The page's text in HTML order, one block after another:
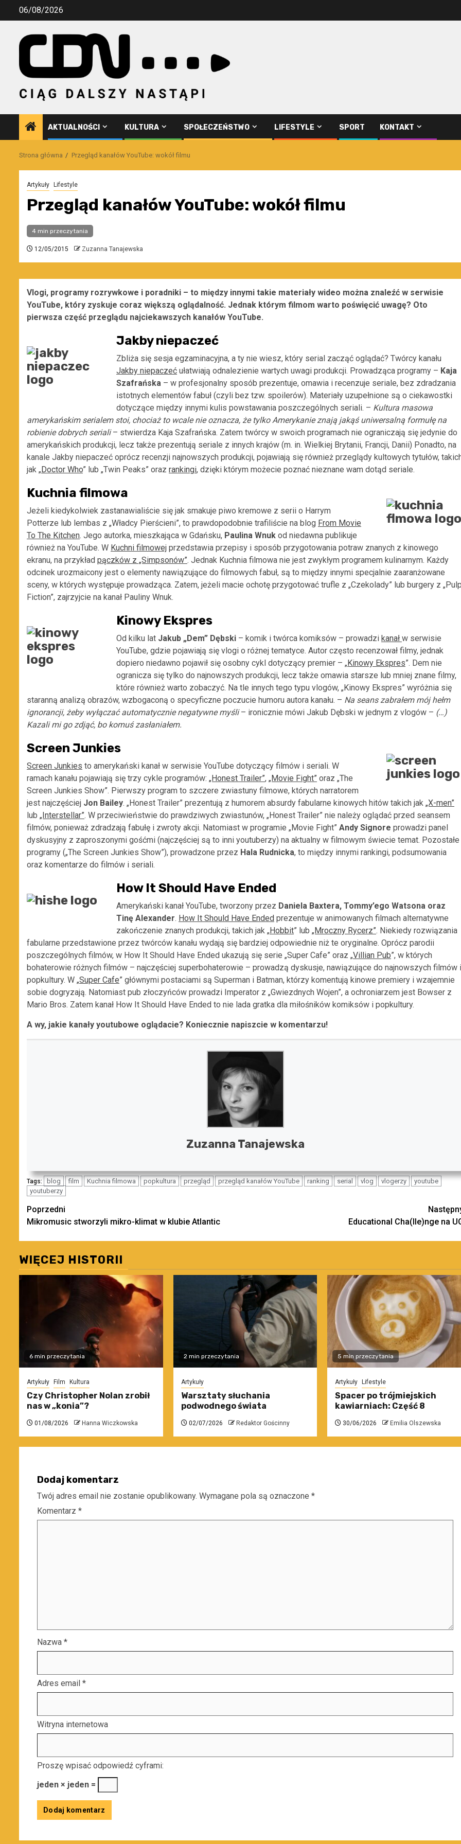
Przejdź06/08/2026
AKTUALNOŚCI KULTURA SPOŁECZEŃSTWO LIFESTYLE SPORT KONTAKT
Strona główna Przegląd kanałów YouTube: wokół filmu
Artykuły Lifestyle
Przegląd kanałów YouTube: wokół filmu
4 min przeczytania
12/05/2015 Zuzanna Tanajewska
Vlogi, programy rozrywkowe i poradniki – to między innymi takie materiały wideo można znaleźć w serwisie
YouTube, który zyskuje coraz większą oglądalność. Jednak którym filmom warto poświęcić uwagę? Oto
pierwsza część przeglądu najciekawszych kanałów YouTube.
Jakby niepaczeć
Zbliża się sesja egzaminacyjna, a ty nie wiesz, który serial zacząć oglądać? Twórcy kanału
Jakby niepaczeć ułatwiają odnalezienie wartych uwagi produkcji. Prowadząca programy – Kaja
Szafrańska – w profesjonalny sposób prezentuje, omawia i recenzuje seriale, bez zdradzania
istotnych elementów fabuł (czyli bez tzw. spoilerów). Materiały uzupełnione są o ciekawostki
dotyczące między innymi kulis powstawania poszczególnych seriali. – Kultura masowa
amerykańskim serialem stoi, chociaż to wcale nie oznacza, że tylko Amerykanie znają jakąś uniwersalną formułę na
robienie dobrych seriali– stwierdza Kaja Szafrańska. Zatem twórcy w swoich programach nie ograniczają się jedynie do
amerykańskich produkcji, lecz także prezentują seriale z innych krajów (m. in. Wielkiej Brytanii, Francji, Danii) Ponadto, na
kanale Jakby niepaczeć oprócz recenzji najnowszych produkcji, pojawiają się również przeglądy kultowych tytułów,
jak „Doctor Who” lub „Twin Peaks” oraz rankingi, dzięki którym możecie poznać nieznane wam dotąd seriale.
Kuchnia filmowa
Jeżeli kiedykolwiek zastanawialiście się jak smakuje piwo kremowe z serii o Harrym
Potterze lub lembas z „Władcy Pierścieni”, to prawdopodobnie trafiliście na blog From Movie
To The Kitchen. Jego autorka, mieszkająca w Gdańsku, Paulina Wnuk od niedawna publikuje
również na YouTube. W Kuchni filmowej przedstawia przepisy i sposób przygotowania potraw znanych z kinowego
ekranu, na przykład pączków z „Simpsonów”. Jednak Kuchnia filmowa nie jest zwykłym programem kulinarnym. Każdy
odcinek urozmaicony jest o elementy nawiązujące do filmowych fabuł, są to między innymi specjalnie zaaranżowane
sceny, w których występuje prowadząca. Zatem, jeżeli macie ochotę przygotować trufle z „Czekolady” lub burgery z
Fiction”, zajrzyjcie na kanał Pauliny Wnuk.
Kinowy Ekspres
Od kilku lat Jakub „Dem” Dębski – komik i twórca komiksów – prowadzi kanał w serwisie
YouTube, gdzie pojawiają się vlogi o różnej tematyce. Autor często recenzował filmy, jednak
dopiero niedawno pojawił się osobny cykl dotyczący premier – „Kinowy Ekspres”. Dem nie
ogranicza się tylko do najnowszych produkcji, lecz także omawia starsze lub mniej znane filmy,
które również warto zobaczyć. Na tle innych tego typu vlogów, „Kinowy Ekspres” wyróżnia się
staranną analizą obrazów, wzbogaconą o specyficzne poczucie humoru autora kanału. – Na seans zabrałem mój hełm
ignorancji, żeby wyłączać automatycznie negatywne myśli– ironicznie mówi Jakub Dębski w jednym z vlogów – (…)
Kazali mi go zdjąć, bo komuś zasłaniałem.
Screen Junkies
Screen Junkies to amerykański kanał w serwisie YouTube dotyczący filmów i seriali. W
ramach kanału pojawiają się trzy cykle programów: „Honest Trailer”, „Movie Fight” oraz „The
Screen Junkies Show”. Pierwszy program to szczere zwiastuny filmowe, których narratorem
jest najczęściej Jon Bailey. „Honest Trailer” prezentują z humorem absurdy fabularne kinowych hitów takich jak „X-men”
lub „Interstellar”. W przeciwieństwie do prawdziwych zwiastunów, „Honest Trailer” nie należy oglądać przed seansem
filmów, ponieważ zdradzają fabułę i zwroty akcji. Natomiast w programie „Movie Fight” Andy Signore prowadzi panel
dyskusyjny z zaproszonymi gośćmi (najczęściej są to inni youtuberzy) na aktualny w filmowym świecie temat. Pozostałe
programy („The Screen Junkies Show”), prowadzone przez Hala Rudnicka, to między innymi rankingi, podsumowania
oraz komentarze do filmów i seriali.
How It Should Have Ended
Amerykański kanał YouTube, tworzony przez Daniela Baxtera, Tommy’ego Watsona oraz
Tinę Alexander. How It Should Have Ended prezentuje w animowanych filmach alternatywne
zakończenie znanych produkcji, takich jak „Hobbit” lub „Mroczny Rycerz”. Niekiedy rozwiązania
fabularne przedstawione przez twórców kanału wydają się bardziej odpowiednie niż te oryginalne. Oprócz parodii
poszczególnych filmów, w How It Should Have Ended ukazują się serie „Super Cafe” oraz „Villian Pub”, w których
bohaterowie różnych filmów – najczęściej superbohaterowie – prowadzą dyskusje, nawiązujące do najnowszych filmów i
popkultury. W „Super Cafe” głównymi postaciami są Superman i Batman, którzy komentują kinowe premiery i wzajemnie
sobie dogryzają. Natomiast pub złoczyńców prowadzi Imperator z „Gwiezdnych Wojen”, a ochroniarzem jest Bowser z
Mario Bros. Zatem kanał How It Should Have Ended to nie lada gratka dla miłośników komiksów i popkultury.
A wy, jakie kanały youtubowe oglądacie? Koniecznie napiszcie w komentarzu!
Zuzanna Tanajewska
Tags: blog film Kuchnia filmowa popkultura przegląd przegląd kanałów YouTube ranking serial vlog vlogerzy
youtube
youtuberzy
Zobacz
wpisy
Poprzedni
Mikromusic stworzyli mikro-klimat w klubie Atlantic
Educational Cha(lle)nge na
WIĘCEJ HISTORII
6 min przeczytania
Artykuły Film Kultura
Czy Christopher Nolan zrobił
nas w „konia”?
01/08/2026 Hanna Wiczkowska
2 min przeczytania
Artykuły
Warsztaty słuchania
podwodnego świata
02/07/2026 Redaktor Gościnny
5 min przeczytania
Artykuły Lifestyle
Spacer po trójmiejskich
kawiarniach: Część 8
30/06/2026 Emilia Olszewska
Dodaj komentarz
Twój adres email nie zostanie opublikowany. Wymagane pola są oznaczone *
Komentarz *
Nazwa *
Adres email *
Witryna internetowa
Proszę wpisać odpowiedź cyframi:
jeden × jeden =